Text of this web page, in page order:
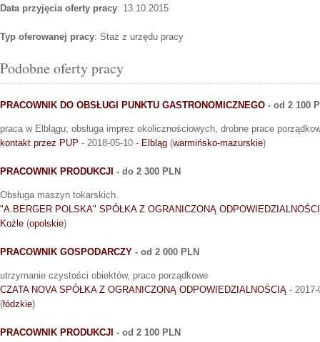
Data przyjęcia oferty pracy: 13.10.2015
Typ oferowanej pracy: Staż z urzędu pracy
Podobne oferty pracy
PRACOWNIK DO OBSŁUGI PUNKTU GASTRONOMICZNEGO - od 2 100
praca w Elblągu; obsługa imprez okolicznościowych, drobne prace
kontakt przez PUP - 2018-05-10 - Elbląg (warmińsko-mazurskie)
PRACOWNIK PRODUKCJI - do 2 300 PLN
Obsługa maszyn tokarskich.
"A.BERGER POLSKA" SPÓŁKA Z OGRANICZONĄ
Koźle (opolskie)
PRACOWNIK GOSPODARCZY - od 2 000 PLN
utrzymanie czystości obiektów, prace porządkowe
CZATA NOVA SPÓŁKA Z OGRANICZONĄ ODPOWIEDZIALNOŚCIĄ -
(łódzkie)
PRACOWNIK PRODUKCJI - od 2 100 PLN